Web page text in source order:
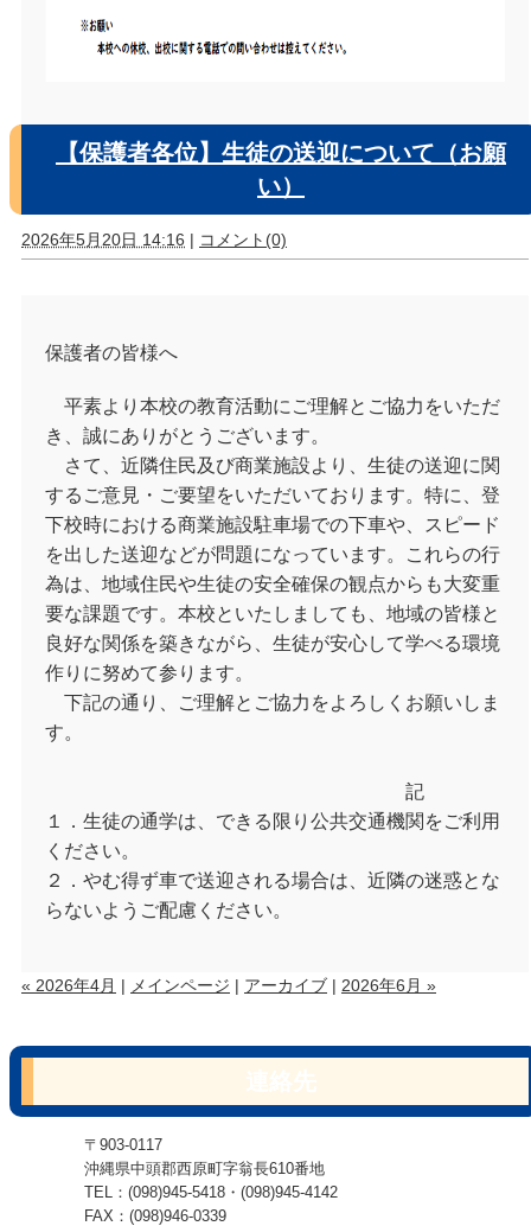
【保護者各位】生徒の送迎について（お願
い）
2026年5月20日 14:16 | コメント(0)
保護者の皆様へ
平素より本校の教育活動にご理解とご協力をいただ
き、誠にありがとうございます。
さて、近隣住民及び商業施設より、生徒の送迎に関
するご意見・ご要望をいただいております。特に、登
下校時における商業施設駐車場での下車や、スピード
を出した送迎などが問題になっています。これらの行
為は、地域住民や生徒の安全確保の観点からも大変重
要な課題です。本校といたしましても、地域の皆様と
良好な関係を築きながら、生徒が安心して学べる環境
作りに努めて参ります。
下記の通り、ご理解とご協力をよろしくお願いしま
す。
記
１．生徒の通学は、できる限り公共交通機関をご利用
ください。
２．やむ得ず車で送迎される場合は、近隣の迷惑とな
らないようご配慮ください。
« 2026年4月 | メインページ | アーカイブ | 2026年6月 »
〒903-0117
沖縄県中頭郡西原町字翁長610番地
TEL：(098)945-5418・(098)945-4142
FAX：(098)946-0339